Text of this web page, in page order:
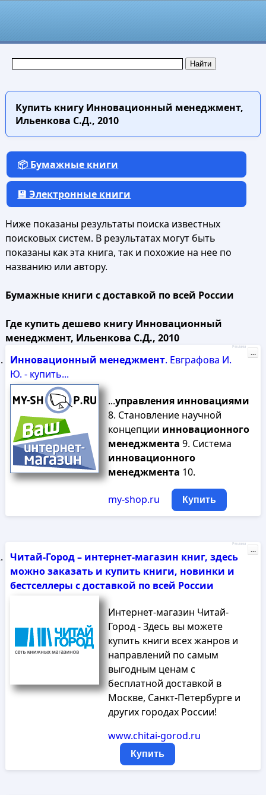
Купить книгуИнновационный менеджмент,
Ильенкова С.Д., 2010
📦 Бумажные книги
💾 Электронные книги
Ниже показаны результаты поиска известных
поисковых систем. В результатах могут быть
показаны как эта книга, так и похожие на нее по
названию или автору.
Бумажные книги с доставкой по всей России
Где купить дешево книгу Инновационный
менеджмент, Ильенкова С.Д., 2010
Инновационный менеджмент. Евграфова И.
Ю. - купить...
...управления инновациями
8. Становление научной
концепции инновационного
менеджмента 9. Система
инновационного
менеджмента 10.
my-shop.ru Купить
Реклама
...
Читай-Город – интернет-магазин книг, здесь
можно заказать и купить книги, новинки и
бестселлеры с доставкой по всей России
Интернет-магазин Читай-
Город - Здесь вы можете
купить книги всех жанров и
направлений по самым
выгодным ценам с
бесплатной доставкой в
Москве, Санкт-Петербурге и
других городах России!
www.chitai-gorod.ru
Купить
Реклама
...